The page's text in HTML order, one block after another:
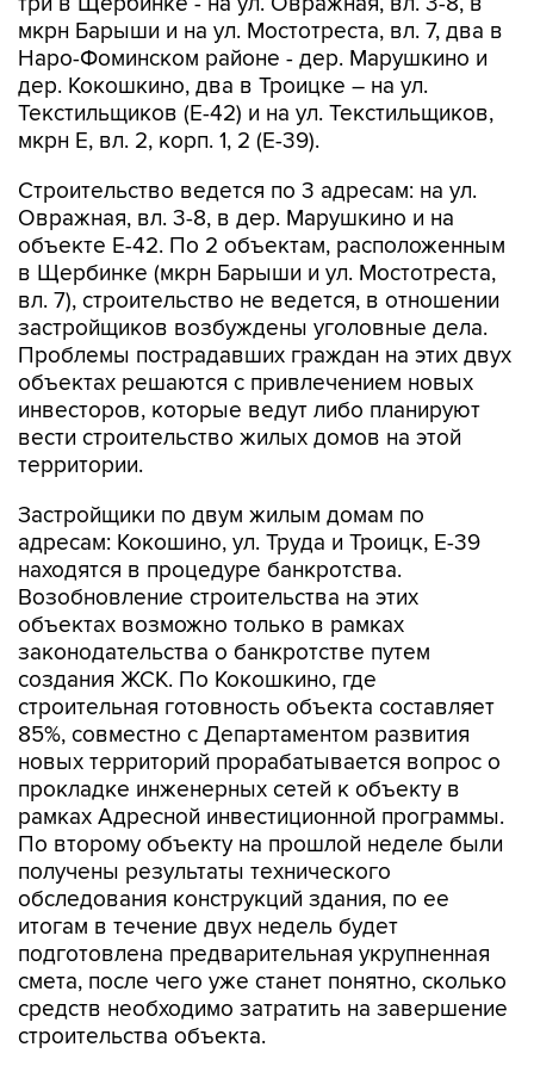
мкрн Барыши и на ул. Мостотреста, вл. 7, два в
Наро-Фоминском районе - дер. Марушкино и
дер. Кокошкино, два в Троицке – на ул.
Текстильщиков (Е-42) и на ул. Текстильщиков,
мкрн Е, вл. 2, корп. 1, 2 (Е-39).
Строительство ведется по 3 адресам: на ул.
Овражная, вл. 3-8, в дер. Марушкино и на
объекте Е-42. По 2 объектам, расположенным
в Щербинке (мкрн Барыши и ул. Мостотреста,
вл. 7), строительство не ведется, в отношении
застройщиков возбуждены уголовные дела.
Проблемы пострадавших граждан на этих двух
объектах решаются с привлечением новых
инвесторов, которые ведут либо планируют
вести строительство жилых домов на этой
территории.
Застройщики по двум жилым домам по
адресам: Кокошино, ул. Труда и Троицк, Е-39
находятся в процедуре банкротства.
Возобновление строительства на этих
объектах возможно только в рамках
законодательства о банкротстве путем
создания ЖСК. По Кокошкино, где
строительная готовность объекта составляет
85%, совместно с Департаментом развития
новых территорий прорабатывается вопрос о
прокладке инженерных сетей к объекту в
рамках Адресной инвестиционной программы.
По второму объекту на прошлой неделе были
получены результаты технического
обследования конструкций здания, по ее
итогам в течение двух недель будет
подготовлена предварительная укрупненная
смета, после чего уже станет понятно, сколько
средств необходимо затратить на завершение
строительства объекта.